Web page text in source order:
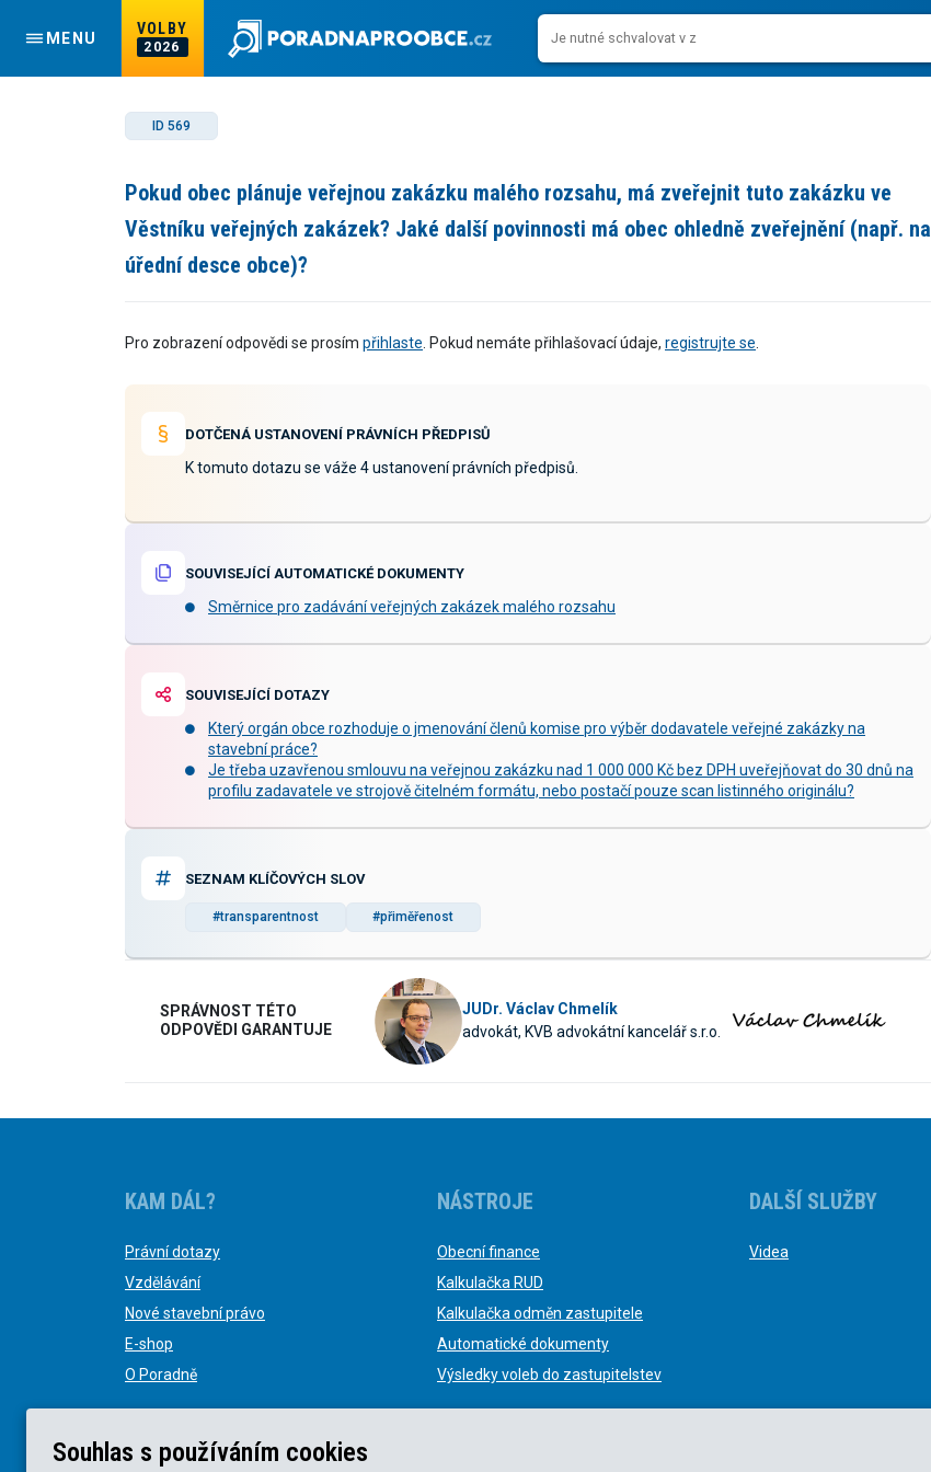
MENU
VOLBY
2026
ID 569
Pokud obec plánuje veřejnou zakázku malého rozsahu, má zveřejnit tuto zakázku ve
Věstníku veřejných zakázek? Jaké další povinnosti má obec ohledně zveřejnění (např. na
úřední desce obce)?
Pro zobrazení odpovědi se prosím přihlaste . Pokud nemáte přihlašovací údaje, registrujte se
DOTČENÁ USTANOVENÍ PRÁVNÍCH PŘEDPISŮ
K tomuto dotazu se váže 4 ustanovení právních předpisů.
SOUVISEJÍCÍ AUTOMATICKÉ DOKUMENTY
Směrnice pro zadávání veřejných zakázek malého rozsahu
SOUVISEJÍCÍ DOTAZY
Který orgán obce rozhoduje o jmenování členů komise pro výběr dodavatele veřejné zakázky na
stavební práce?
Je třeba uzavřenou smlouvu na veřejnou zakázku nad 1 000 000 Kč bez DPH uveřejňovat do 30 dnů na
profilu zadavatele ve strojově čitelném formátu, nebo postačí pouze scan listinného originálu?
SEZNAM KLÍČOVÝCH SLOV
#transparentnost #přiměřenost
SPRÁVNOST TÉTO
ODPOVĚDI GARANTUJE
JUDr. Václav Chmelík
advokát, KVB advokátní kancelář s.r.o.
KAM DÁL?
Právní dotazy
Vzdělávání
Nové stavební právo
E-shop
O Poradně
NÁSTROJE
Obecní finance
Kalkulačka RUD
Kalkulačka odměn zastupitele
Automatické dokumenty
Výsledky voleb do zastupitelstev
DALŠÍ SLUŽBY
Videa
Souhlas s používáním cookies